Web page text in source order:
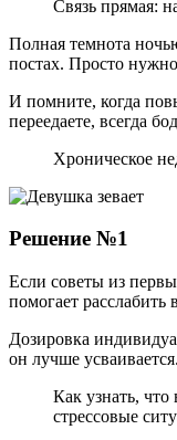
Связь прямая:
Полная темнота
постах. Просто
И помните, когда
переедаете, всегда
Хроническое
Решение №1
Если советы из
помогает
Дозировка
он лучше
Как узнать,
стрессовые